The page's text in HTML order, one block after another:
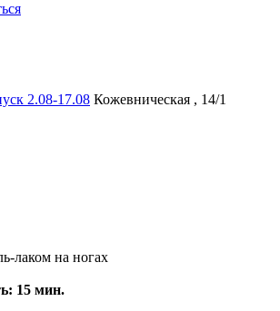
2.08-17.08 Кожевническая , 14/1
лаком на ногах
15 мин.